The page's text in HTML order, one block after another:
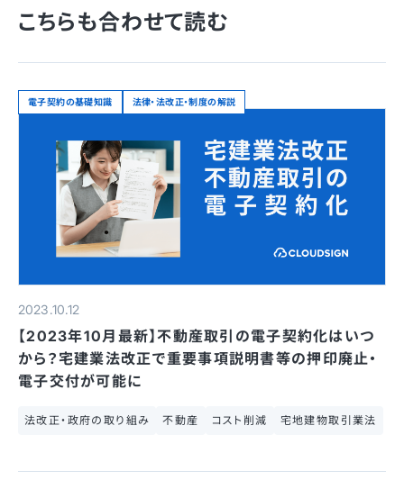
こちらも合わせて読む
電子契約の基礎知識 法律・法改正・制度の解説
2023.10.12
【2023年10月最新】不動産取引の電子契約化はいつ
から？宅建業法改正で重要事項説明書等の押印廃止・
電子交付が可能に
法改正・政府の取り組み 不動産 コスト削減 宅地建物取引業法